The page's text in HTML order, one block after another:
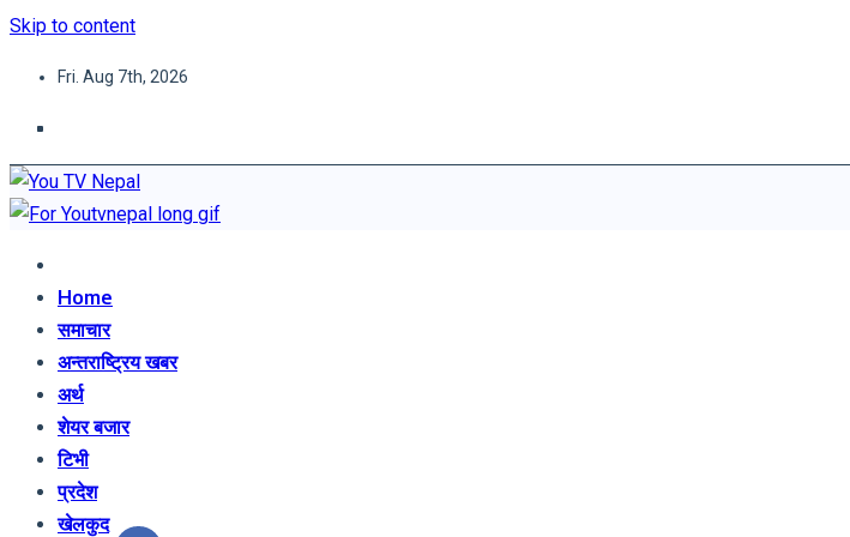
Skip to content
Fri. Aug 7th, 2026
Home
समाचार
अन्तराष्ट्रिय खबर
अर्थ
शेयर बजार
टिभी
प्रदेश
खेलकुद